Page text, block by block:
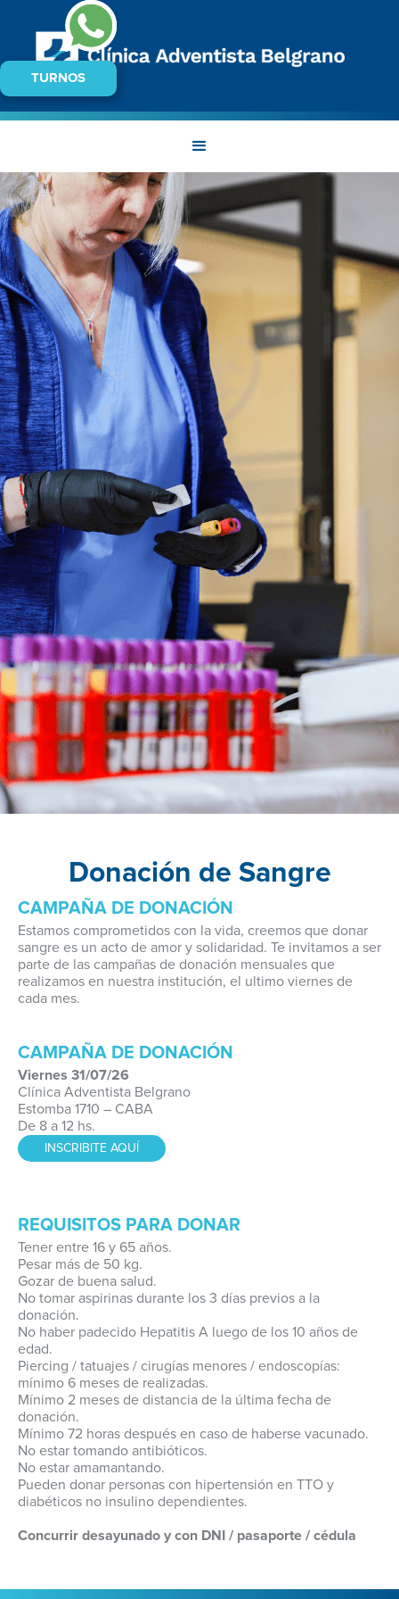
TURNOS
Donación de Sangre
CAMPAÑA DE DONACIÓN
Estamos comprometidos con la vida, creemos que donar
sangre es un acto de amor y solidaridad. Te invitamos a ser
parte de las campañas de donación mensuales que
realizamos en nuestra institución, el ultimo viernes de
cada mes.
CAMPAÑA DE DONACIÓN
Viernes 31/07/26
Clínica Adventista Belgrano
Estomba 1710 – CABA
De 8 a 12 hs.
INSCRIBITE AQUÍ
REQUISITOS PARA DONAR
Tener entre 16 y 65 años.
Pesar más de 50 kg.
Gozar de buena salud.
No tomar aspirinas durante los 3 días previos a la
donación.
No haber padecido Hepatitis A luego de los 10 años de
edad.
Piercing / tatuajes / cirugías menores / endoscopías:
mínimo 6 meses de realizadas.
Mínimo 2 meses de distancia de la última fecha de
donación.
Mínimo 72 horas después en caso de haberse vacunado.
No estar tomando antibióticos.
No estar amamantando.
Pueden donar personas con hipertensión en TTO y
diabéticos no insulino dependientes.
Concurrir desayunado y con DNI / pasaporte / cédula